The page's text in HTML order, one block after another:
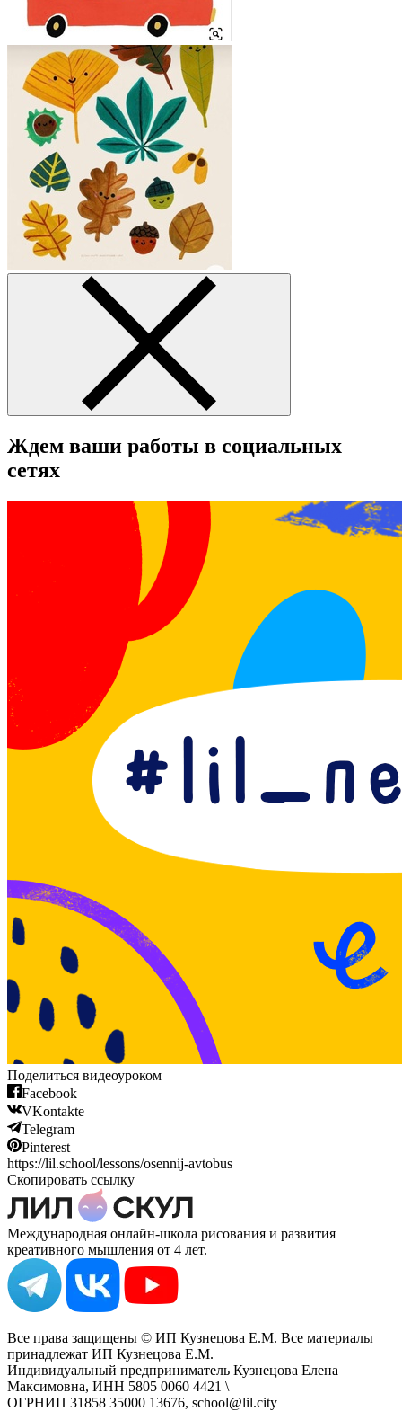
Ждем ваши работы в социальных
сетях
Поделиться видеоуроком
Facebook
VKontakte
Telegram
Pinterest
https://lil.school/lessons/osennij-avtobus
Скопировать ссылку
Международная онлайн-школа рисования и развития
креативного мышления от 4 лет.
Все права защищены © ИП Кузнецова Е.М. Все материалы
принадлежат ИП Кузнецова Е.М.
Индивидуальный предприниматель Кузнецова Елена
Максимовна, ИНН 5805 0060 4421 \
ОГРНИП 31858 35000 13676, school@lil.city